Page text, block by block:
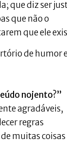
que diz ser
que não o
que ele
de humor
nojento?”
agradáveis,
regras
muitas coisas